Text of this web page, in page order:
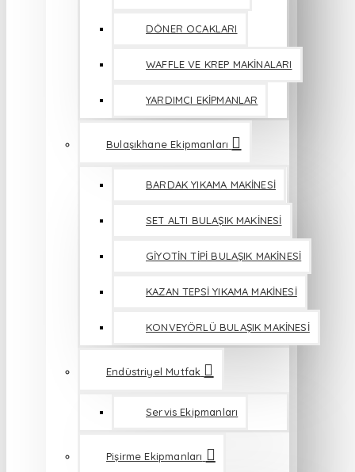
DÖNER OCAKLARI
WAFFLE VE KREP MAKİNALARI
YARDIMCI EKİPMANLAR
Bulaşıkhane Ekipmanları
BARDAK YIKAMA MAKİNESİ
SET ALTI BULAŞIK MAKİNESİ
GİYOTİN TİPİ BULAŞIK MAKİNESİ
KAZAN TEPSİ YIKAMA MAKİNESİ
KONVEYÖRLÜ BULAŞIK MAKİNESİ
Endüstriyel Mutfak
Servis Ekipmanları
Pişirme Ekipmanları